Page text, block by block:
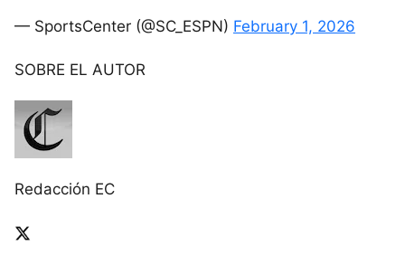
— SportsCenter (@SC_ESPN) February 1, 2026
SOBRE EL AUTOR
Redacción EC